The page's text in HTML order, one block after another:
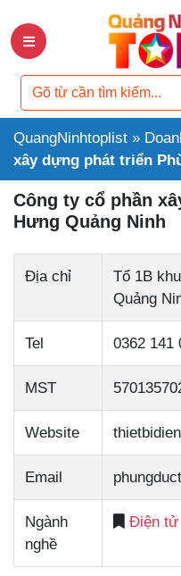
QuangNinhtoplist »
xây dựng phát triển
Công ty cổ phần
Hưng Quảng Ninh
Địa chỉ
Tổ 1B
Quảng
Tel 0362 141
MST
Website
Email
Ngành
nghề
Điện tử